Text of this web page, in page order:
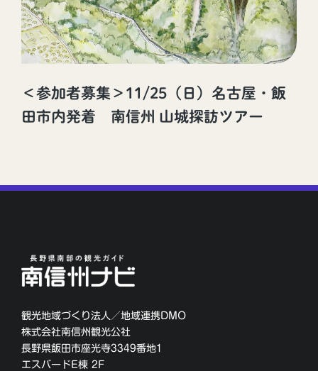
＜参加者募集＞11/25（日）名古屋・飯
田市内発着 南信州 山城探訪ツアー
観光地域づくり法人／地域連携DMO
株式会社南信州観光公社
長野県飯田市座光寺3349番地1
エスバードE棟 2F